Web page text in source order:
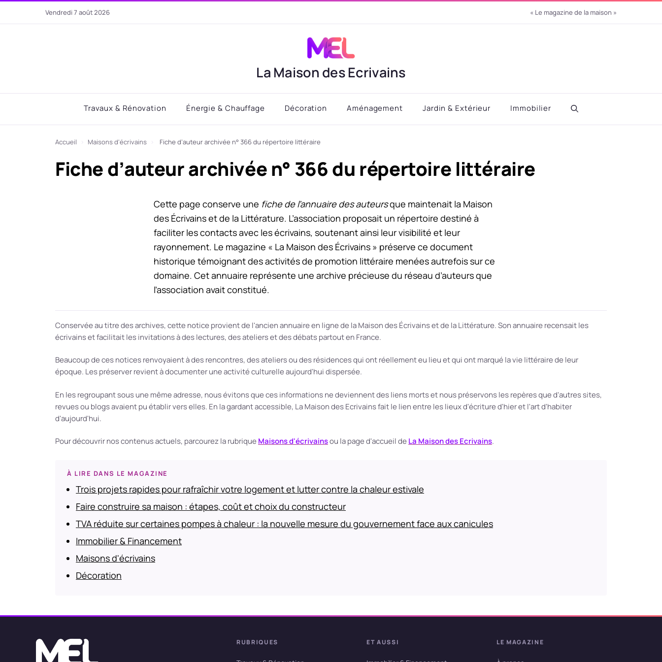
au
vendredi 7 août 2026 « Le magazine de la maison »
La Maison des Ecrivains
Travaux & Rénovation Énergie & Chauffage Décoration Aménagement Jardin & Extérieur Immobilier
Accueil Maisons d'écrivains Fiche d’auteur archivée n° 366 du répertoire littéraire
Fiche d’auteur archivée n° 366 du répertoire littéraire
Cette page conserve une fiche de l’annuaire des auteursque maintenait la Maison
des Écrivains et de la Littérature. L’association proposait un répertoire destiné à
faciliter les contacts avec les écrivains, soutenant ainsi leur visibilité et leur
rayonnement. Le magazine « La Maison des Écrivains » préserve ce document
historique témoignant des activités de promotion littéraire menées autrefois sur ce
domaine. Cet annuaire représente une archive précieuse du réseau d’auteurs que
l’association avait constitué.
Conservée au titre des archives, cette notice provient de l'ancien annuaire en ligne de la Maison des Écrivains et de la Littérature. Son annuaire recensait les
écrivains et facilitait les invitations à des lectures, des ateliers et des débats partout en France.
Beaucoup de ces notices renvoyaient à des rencontres, des ateliers ou des résidences qui ont réellement eu lieu et qui ont marqué la vie littéraire de leur
époque. Les préserver revient à documenter une activité culturelle aujourd'hui dispersée.
En les regroupant sous une même adresse, nous évitons que ces informations ne deviennent des liens morts et nous préservons les repères que d'autres sites,
revues ou blogs avaient pu établir vers elles. En la gardant accessible, La Maison des Ecrivains fait le lien entre les lieux d'écriture d'hier et l'art d'habiter
d'aujourd'hui.
Pour découvrir nos contenus actuels, parcourez la rubrique Maisons d'écrivainsou la page d'accueil de La Maison des Ecrivains.
À LIRE DANS LE MAGAZINE
Trois projets rapides pour rafraîchir votre logement et lutter contre la chaleur estivale
Faire construire sa maison : étapes, coût et choix du constructeur
TVA réduite sur certaines pompes à chaleur : la nouvelle mesure du gouvernement face aux canicules
Immobilier & Financement
Maisons d'écrivains
Décoration
RUBRIQUES ET AUSSI LE MAGAZINE